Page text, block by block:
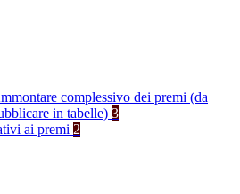
complessivo dei premi (da
in tabelle) 3
ai premi 2